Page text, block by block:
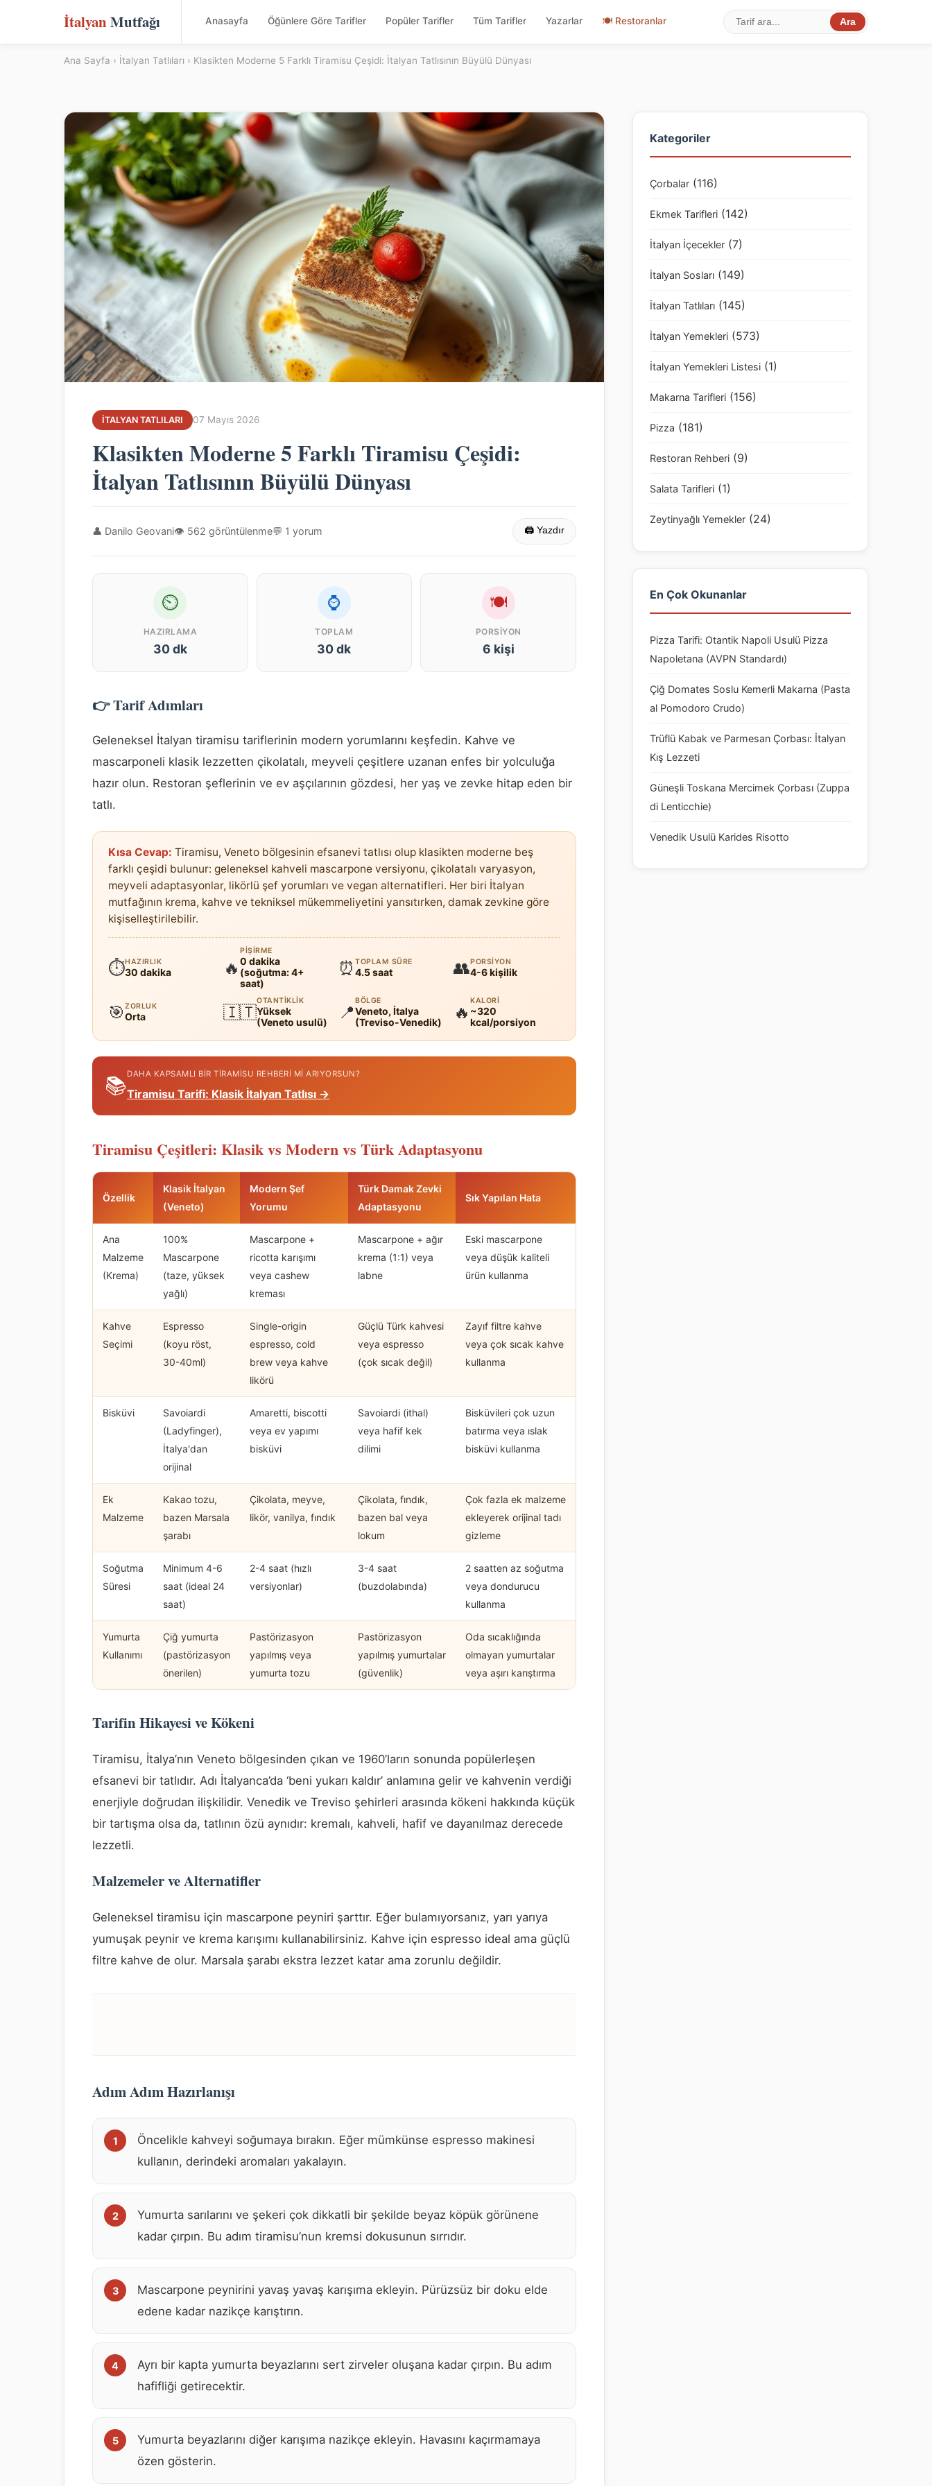
İtalyan Mutfağı Anasayfa Öğünlere Göre Tarifler Popüler Tarifler Tüm Tarifler Yazarlar 🍽 Restoranlar Ara
Ana Sayfa › İtalyan Tatlıları › Klasikten Moderne 5 Farklı Tiramisu Çeşidi: İtalyan Tatlısının Büyülü Dünyası
İTALYAN TATLILARI 07 Mayıs 2026
Klasikten Moderne 5 Farklı Tiramisu Çeşidi:
İtalyan Tatlısının Büyülü Dünyası
👤 Danilo Geovani👁 562 görüntülenme💬 1 yorum 🖨 Yazdır
⏲
HAZIRLAMA
30 dk
⌚
TOPLAM
30 dk
🍽
PORSIYON
6 kişi
👉 Tarif Adımları
Geleneksel İtalyan tiramisu tariflerinin modern yorumlarını keşfedin. Kahve ve
mascarponeli klasik lezzetten çikolatalı, meyveli çeşitlere uzanan enfes bir yolculuğa
hazır olun. Restoran şeflerinin ve ev aşçılarının gözdesi, her yaş ve zevke hitap eden bir
tatlı.
Kısa Cevap: Tiramisu, Veneto bölgesinin efsanevi tatlısı olup klasikten moderne beş
farklı çeşidi bulunur: geleneksel kahveli mascarpone versiyonu, çikolatalı varyasyon,
meyveli adaptasyonlar, likörlü şef yorumları ve vegan alternatifleri. Her biri İtalyan
mutfağının krema, kahve ve tekniksel mükemmeliyetini yansıtırken, damak zevkine göre
kişiselleştirilebilir.
⏱HAZIRLIK
30 dakika 🔥
PIŞIRME
0 dakika
(soğutma: 4+
saat)
⏰ TOPLAM SÜRE
4.5 saat 👥PORSIYON
4-6 kişilik
🎯 ZORLUK
Orta 🇮🇹
OTANTIKLIK
Yüksek
(Veneto usulü)
📍
BÖLGE
Veneto, İtalya
(Treviso-Venedik)
🔥
KALORI
~320
kcal/porsiyon
📚DAHA KAPSAMLI BIR TIRAMISU REHBERI MI ARIYORSUN?
Tiramisu Tarifi: Klasik İtalyan Tatlısı →
Tiramisu Çeşitleri: Klasik vs Modern vs Türk Adaptasyonu
Özellik
Klasik İtalyan
(Veneto)
Modern Şef
Yorumu
Türk Damak Zevki
Adaptasyonu
Sık Yapılan Hata
Ana
Malzeme
(Krema)
100%
Mascarpone
(taze, yüksek
yağlı)
Mascarpone +
ricotta karışımı
veya cashew
kreması
Mascarpone + ağır
krema (1:1) veya
labne
Eski mascarpone
veya düşük kaliteli
ürün kullanma
Kahve
Seçimi
Espresso
(koyu röst,
30-40ml)
Single-origin
espresso, cold
brew veya kahve
likörü
Güçlü Türk kahvesi
veya espresso
(çok sıcak değil)
Zayıf filtre kahve
veya çok sıcak kahve
kullanma
Bisküvi
Savoiardi
(Ladyfinger),
İtalya'dan
orijinal
Amaretti, biscotti
veya ev yapımı
bisküvi
Savoiardi (ithal)
veya hafif kek
dilimi
Bisküvileri çok uzun
batırma veya ıslak
bisküvi kullanma
Ek
Malzeme
Kakao tozu,
bazen Marsala
şarabı
Çikolata, meyve,
likör, vanilya, fındık
Çikolata, fındık,
bazen bal veya
lokum
Çok fazla ek malzeme
ekleyerek orijinal tadı
gizleme
Soğutma
Süresi
Minimum 4-6
saat (ideal 24
saat)
2-4 saat (hızlı
versiyonlar)
3-4 saat
(buzdolabında)
2 saatten az soğutma
veya dondurucu
kullanma
Yumurta
Kullanımı
Çiğ yumurta
(pastörizasyon
önerilen)
Pastörizasyon
yapılmış veya
yumurta tozu
Pastörizasyon
yapılmış yumurtalar
(güvenlik)
Oda sıcaklığında
olmayan yumurtalar
veya aşırı karıştırma
Tarifin Hikayesi ve Kökeni
Tiramisu, İtalya’nın Veneto bölgesinden çıkan ve 1960’ların sonunda popülerleşen
efsanevi bir tatlıdır. Adı İtalyanca’da ‘beni yukarı kaldır’ anlamına gelir ve kahvenin verdiği
enerjiyle doğrudan ilişkilidir. Venedik ve Treviso şehirleri arasında kökeni hakkında küçük
bir tartışma olsa da, tatlının özü aynıdır: kremalı, kahveli, hafif ve dayanılmaz derecede
lezzetli.
Malzemeler ve Alternatifler
Geleneksel tiramisu için mascarpone peyniri şarttır. Eğer bulamıyorsanız, yarı yarıya
yumuşak peynir ve krema karışımı kullanabilirsiniz. Kahve için espresso ideal ama güçlü
filtre kahve de olur. Marsala şarabı ekstra lezzet katar ama zorunlu değildir.
Adım Adım Hazırlanışı
Öncelikle kahveyi soğumaya bırakın. Eğer mümkünse espresso makinesi
kullanın, derindeki aromaları yakalayın.
Yumurta sarılarını ve şekeri çok dikkatli bir şekilde beyaz köpük görünene
kadar çırpın. Bu adım tiramisu’nun kremsi dokusunun sırrıdır.
Mascarpone peynirini yavaş yavaş karışıma ekleyin. Pürüzsüz bir doku elde
edene kadar nazikçe karıştırın.
Ayrı bir kapta yumurta beyazlarını sert zirveler oluşana kadar çırpın. Bu adım
hafifliği getirecektir.
Yumurta beyazlarını diğer karışıma nazikçe ekleyin. Havasını kaçırmamaya
özen gösterin.
Kategoriler
Çorbalar (116)
Ekmek Tarifleri (142)
İtalyan İçecekler (7)
İtalyan Sosları (149)
İtalyan Tatlıları (145)
İtalyan Yemekleri (573)
İtalyan Yemekleri Listesi (1)
Makarna Tarifleri (156)
Pizza (181)
Restoran Rehberi (9)
Salata Tarifleri (1)
Zeytinyağlı Yemekler (24)
En Çok Okunanlar
Pizza Tarifi: Otantik Napoli Usulü Pizza
Napoletana (AVPN Standardı)
Çiğ Domates Soslu Kemerli Makarna (Pasta
al Pomodoro Crudo)
Trüflü Kabak ve Parmesan Çorbası: İtalyan
Kış Lezzeti
Güneşli Toskana Mercimek Çorbası (Zuppa
di Lenticchie)
Venedik Usulü Karides Risotto